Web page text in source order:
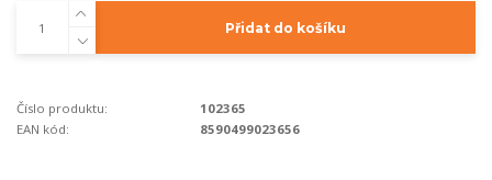
Přidat do košíku
Číslo produktu:
102365
EAN kód:
8590499023656